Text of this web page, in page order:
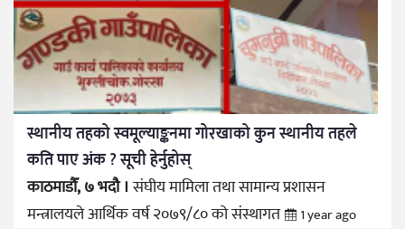
स्थानीय तहको स्वमूल्याङ्कनमा गोरखाको कुन स्थानीय तहले
कति पाए अंक ? सूची हेर्नुहोस्
काठमाडौँ, ७ भदौ ।संघीय मामिला तथा सामान्य प्रशासन
मन्त्रालयले आर्थिक वर्ष २०७९/८० को संस्थागत
1 year ago